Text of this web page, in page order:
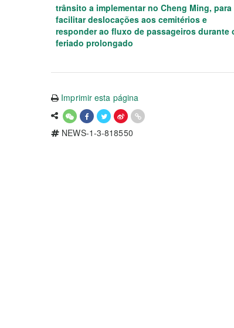
trânsito a implementar no Cheng Ming, para
facilitar deslocações aos cemitérios e
responder ao fluxo de passageiros durante
feriado prolongado
Imprimir esta página
NEWS-1-3-818550